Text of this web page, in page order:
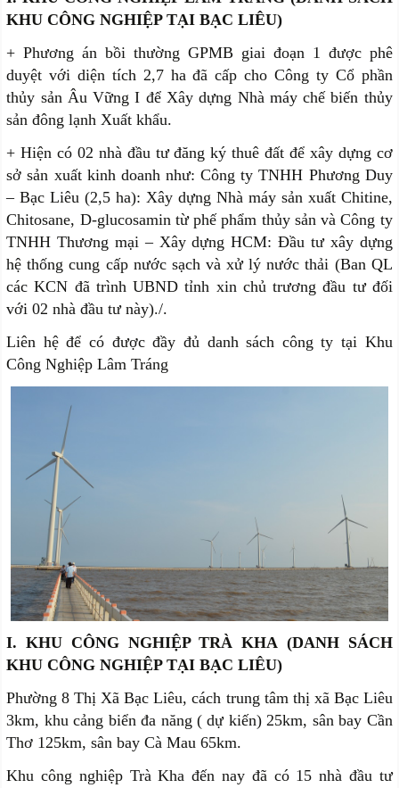
KHU CÔNG NGHIỆP TẠI BẠC LIÊU)
+ Phương án bồi thường GPMB giai đoạn 1 được phê
duyệt với diện tích 2,7 ha đã cấp cho Công ty Cổ phần
thủy sản Âu Vững I để Xây dựng Nhà máy chế biến thủy
sản đông lạnh Xuất khẩu.
+ Hiện có 02 nhà đầu tư đăng ký thuê đất để xây dựng cơ
sở sản xuất kinh doanh như: Công ty TNHH Phương Duy
– Bạc Liêu (2,5 ha): Xây dựng Nhà máy sản xuất Chitine,
Chitosane, D-glucosamin từ phế phẩm thủy sản và Công ty
TNHH Thương mại – Xây dựng HCM: Đầu tư xây dựng
hệ thống cung cấp nước sạch và xử lý nước thải (Ban QL
các KCN đã trình UBND tỉnh xin chủ trương đầu tư đối
với 02 nhà đầu tư này)./.
Liên hệ để có được đầy đủ danh sách công ty tại Khu
Công Nghiệp Lâm Tráng
I. KHU CÔNG NGHIỆP TRÀ KHA (DANH SÁCH
KHU CÔNG NGHIỆP TẠI BẠC LIÊU)
Phường 8 Thị Xã Bạc Liêu, cách trung tâm thị xã Bạc Liêu
3km, khu cảng biển đa năng ( dự kiến) 25km, sân bay Cần
Thơ 125km, sân bay Cà Mau 65km.
Khu công nghiệp Trà Kha đến nay đã có 15 nhà đầu tư